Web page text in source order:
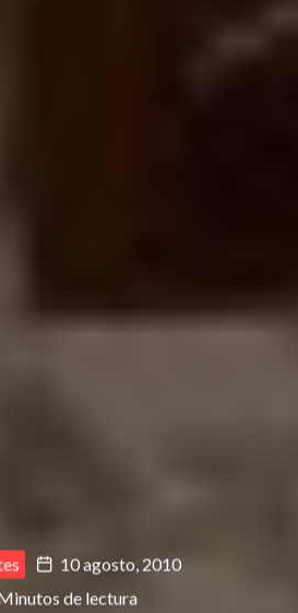
10 agosto, 2010
de lectura